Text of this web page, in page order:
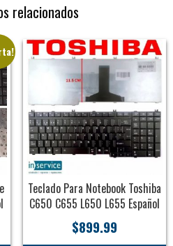
relacionados
Teclado Para Notebook Toshiba
C650 C655 L650 L655 Español
$899.99